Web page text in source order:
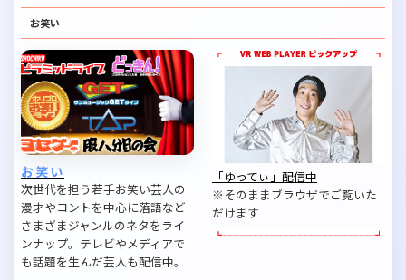
お笑い
お笑い
次世代を担う若手お笑い芸人の
漫才やコントを中心に落語など
さまざまジャンルのネタをライ
ンナップ。テレビやメディアで
も話題を生んだ芸人も配信中。
「ゆってぃ」配信中
※そのままブラウザでご覧いた
だけます